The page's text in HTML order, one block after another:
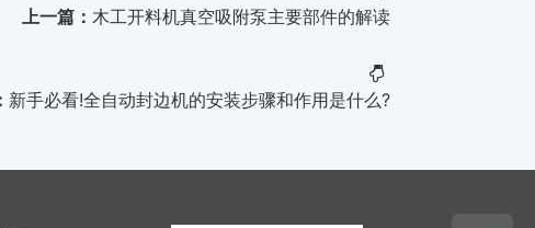
上一篇： 木工开料机真空吸附泵主要部件的解读
新手必看!全自动封边机的安装步骤和作用是什么?